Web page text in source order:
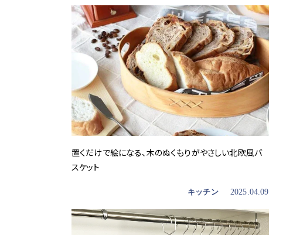
置くだけで絵になる、木のぬくもりがやさしい北欧風バ
スケット
キッチン 2025.04.09